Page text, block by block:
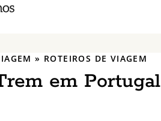
» ROTEIROS DE VIAGEM
em